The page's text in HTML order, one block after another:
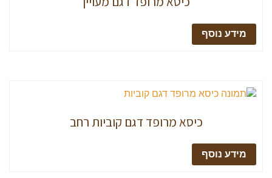
מידע נוסף
כיסא מרופד דגם קוביות רחב
מידע נוסף